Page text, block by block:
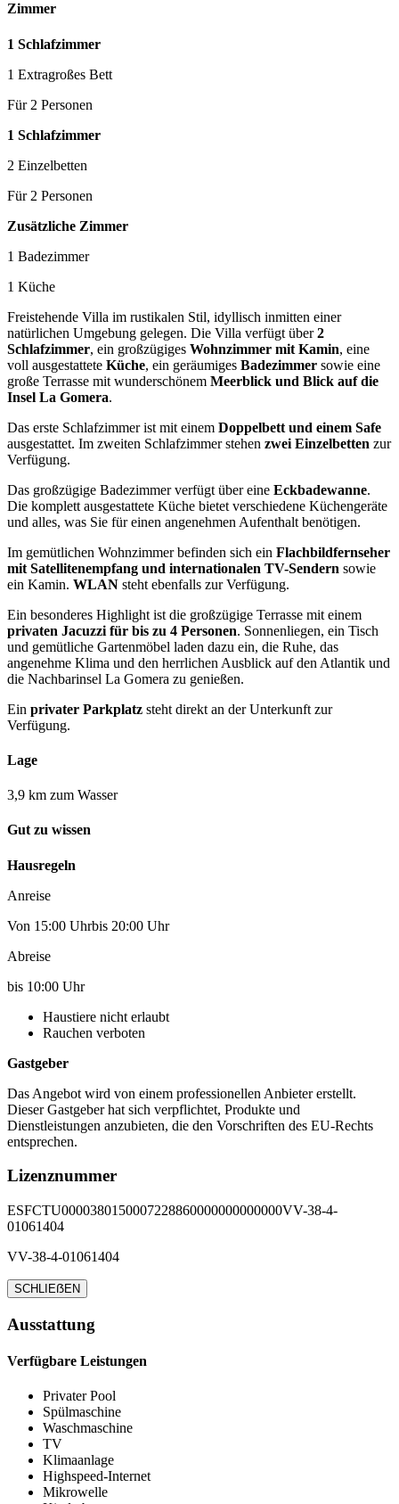
Zimmer
1 Schlafzimmer
1 Extragroßes Bett
Für 2 Personen
1 Schlafzimmer
2 Einzelbetten
Für 2 Personen
Zusätzliche Zimmer
1 Badezimmer
1 Küche
Freistehende Villa im rustikalen Stil, idyllisch inmitten einer
natürlichen Umgebung gelegen. Die Villa verfügt über2
Schlafzimmer, ein großzügiges Wohnzimmer mit Kamin, eine
voll ausgestattete Küche, ein geräumiges Badezimmer sowie eine
große Terrasse mit wunderschönem Meerblick und Blick auf die
Insel La Gomera.
Das erste Schlafzimmer ist mit einem Doppelbett und einem Safe
ausgestattet. Im zweiten Schlafzimmer stehen zwei Einzelbetten zur
Verfügung.
Das großzügige Badezimmer verfügt über eine Eckbadewanne.
Die komplett ausgestattete Küche bietet verschiedene Küchengeräte
und alles, was Sie für einen angenehmen Aufenthalt benötigen.
Im gemütlichen Wohnzimmer befinden sich ein Flachbildfernseher
mit Satellitenempfang und internationalen TV-Sendern sowie
ein Kamin. WLAN steht ebenfalls zur Verfügung.
Ein besonderes Highlight ist die großzügige Terrasse mit einem
privaten Jacuzzi für bis zu 4 Personen. Sonnenliegen, ein Tisch
und gemütliche Gartenmöbel laden dazu ein, die Ruhe, das
angenehme Klima und den herrlichen Ausblick auf den Atlantik und
die Nachbarinsel La Gomera zu genießen.
Ein privater Parkplatz steht direkt an der Unterkunft zur
Verfügung.
Lage
3,9 km zum Wasser
Gut zu wissen
Hausregeln
Anreise
Von 15:00 Uhrbis 20:00 Uhr
Abreise
bis 10:00 Uhr
Haustiere nicht erlaubt
Rauchen verboten
Gastgeber
Das Angebot wird von einem professionellen Anbieter erstellt.
Dieser Gastgeber hat sich verpflichtet, Produkte und
Dienstleistungen anzubieten, die den Vorschriften des EU-Rechts
entsprechen.
Lizenznummer
ESFCTU0000380150007228860000000000000VV-38-4-
01061404
VV-38-4-01061404
SCHLIEẞEN
Ausstattung
Verfügbare Leistungen
Privater Pool
Spülmaschine
Waschmaschine
TV
Klimaanlage
Highspeed-Internet
Mikrowelle